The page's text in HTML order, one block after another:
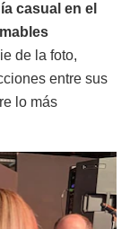
casual en el
de la foto,
entre sus
lo más